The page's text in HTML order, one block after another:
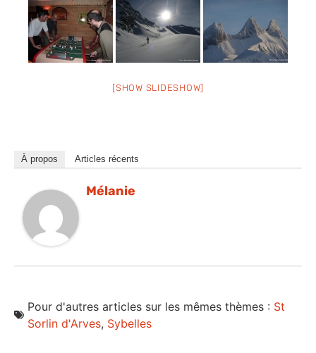
[SHOW SLIDESHOW]
À propos Articles récents
Mélanie
Pour d'autres articles sur les mêmes thèmes : St
Sorlin d'Arves, Sybelles